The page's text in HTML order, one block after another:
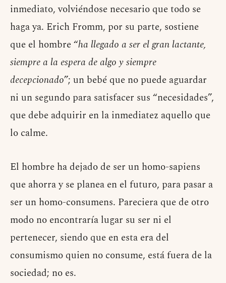
inmediato, volviéndose necesario que todo se
haga ya. Erich Fromm, por su parte, sostiene
que el hombre “ha llegado a ser el gran lactante,
siempre a la espera de algo y siempre
decepcionado”; un bebé que no puede aguardar
ni un segundo para satisfacer sus “necesidades”,
que debe adquirir en la inmediatez aquello que
lo calme.
El hombre ha dejado de ser un homo-sapiens
que ahorra y se planea en el futuro, para pasar a
ser un homo-consumens. Pareciera que de otro
modo no encontraría lugar su ser ni el
pertenecer, siendo que en esta era del
consumismo quien no consume, está fuera de la
sociedad; no es.